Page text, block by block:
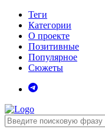
Теги
Категории
О проекте
Позитивные
Популярное
Сюжеты